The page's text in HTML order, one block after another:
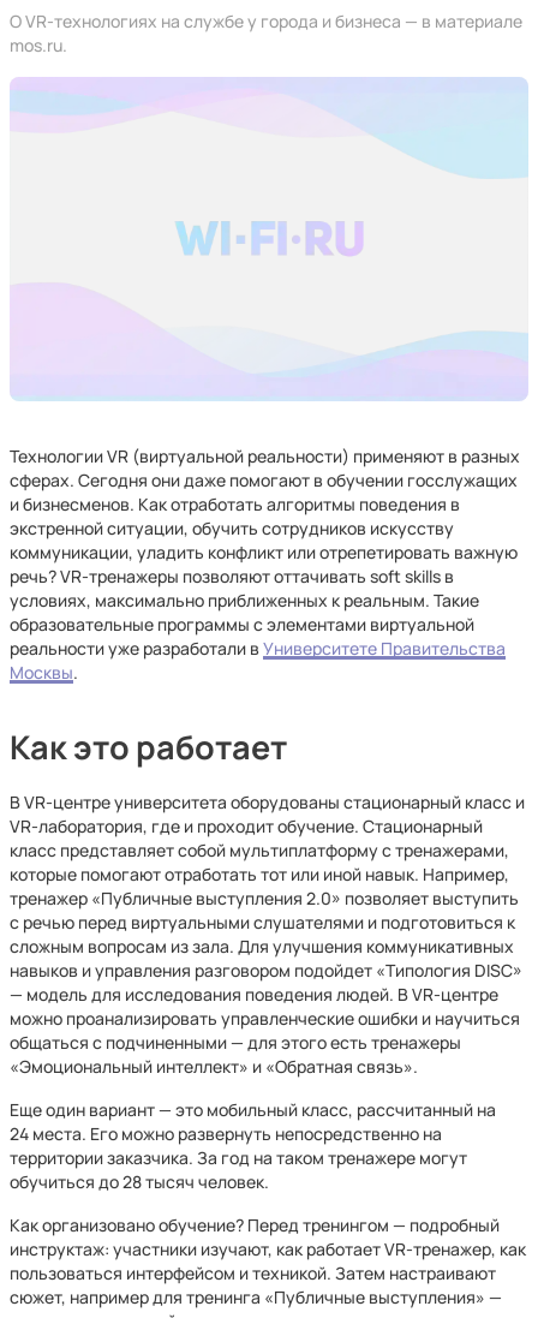
О VR-технологиях на службе у города и бизнеса — в материале
mos.ru.
Технологии VR (виртуальной реальности) применяют в разных
сферах. Сегодня они даже помогают в обучении госслужащих
и бизнесменов. Как отработать алгоритмы поведения в
экстренной ситуации, обучить сотрудников искусству
коммуникации, уладить конфликт или отрепетировать важную
речь? VR-тренажеры позволяют оттачивать soft skills в
условиях, максимально приближенных к реальным. Такие
образовательные программы с элементами виртуальной
реальности уже разработали в Университете Правительства
Москвы.
Как это работает
В VR-центре университета оборудованы стационарный класс и
VR-лаборатория, где и проходит обучение. Стационарный
класс представляет собой мультиплатформу с тренажерами,
которые помогают отработать тот или иной навык. Например,
тренажер «Публичные выступления 2.0» позволяет выступить
с речью перед виртуальными слушателями и подготовиться к
сложным вопросам из зала. Для улучшения коммуникативных
навыков и управления разговором подойдет «Типология DISC»
— модель для исследования поведения людей. В VR-центре
можно проанализировать управленческие ошибки и научиться
общаться с подчиненными — для этого есть тренажеры
«Эмоциональный интеллект» и «Обратная связь».
Еще один вариант — это мобильный класс, рассчитанный на
24 места. Его можно развернуть непосредственно на
территории заказчика. За год на таком тренажере могут
обучиться до 28 тысяч человек.
Как организовано обучение? Перед тренингом — подробный
инструктаж: участники изучают, как работает VR-тренажер, как
пользоваться интерфейсом и техникой. Затем настраивают
сюжет, например для тренинга «Публичные выступления» —